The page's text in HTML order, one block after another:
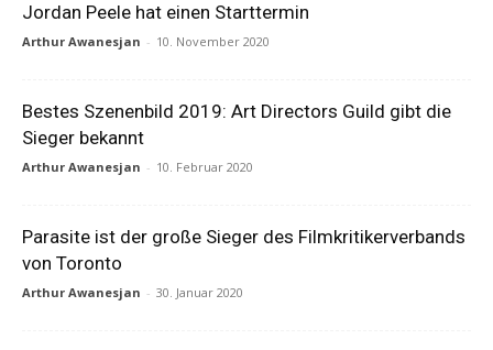
Jordan Peele hat einen Starttermin
Arthur Awanesjan - 10. November 2020
Bestes Szenenbild 2019: Art Directors Guild gibt die
Sieger bekannt
Arthur Awanesjan - 10. Februar 2020
Parasite ist der große Sieger des Filmkritikerverbands
von Toronto
Arthur Awanesjan - 30. Januar 2020